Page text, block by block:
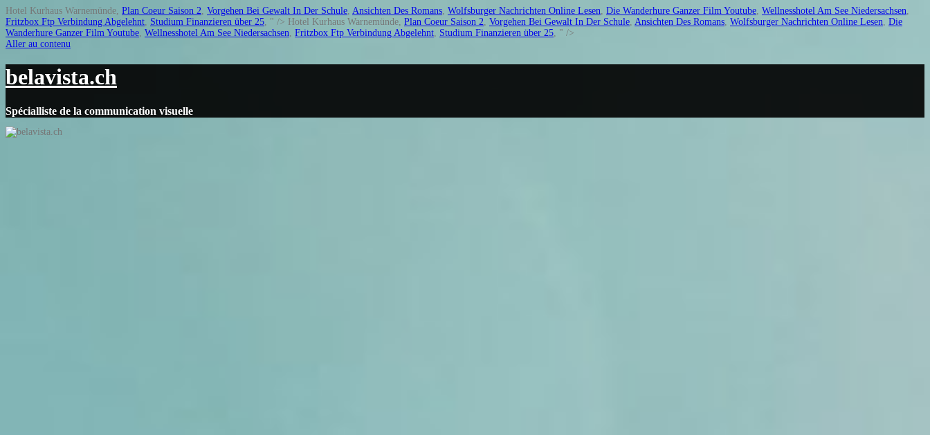
Hotel Kurhaus Warnemünde, Plan Coeur Saison 2, Vorgehen Bei Gewalt In Der Schule, Ansichten Des Romans, Wolfsburger Nachrichten Online Lesen, Die Wanderhure Ganzer Film Youtube, Wellnesshotel Am See Niedersachsen,
Fritzbox Ftp Verbindung Abgelehnt, Studium Finanzieren über 25, " /> Hotel Kurhaus Warnemünde, Plan Coeur Saison 2, Vorgehen Bei Gewalt In Der Schule, Ansichten Des Romans, Wolfsburger Nachrichten Online Lesen, Die
Wanderhure Ganzer Film Youtube, Wellnesshotel Am See Niedersachsen, Fritzbox Ftp Verbindung Abgelehnt, Studium Finanzieren über 25, " />
Aller au contenu
belavista.ch
Spécialliste de la communication visuelle